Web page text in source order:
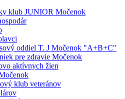
klub JUNIOR Močenok
oddiel T. J Močenok "A+B+C"
pre zdravie Močenok
aktívnych žien
klub veteránov